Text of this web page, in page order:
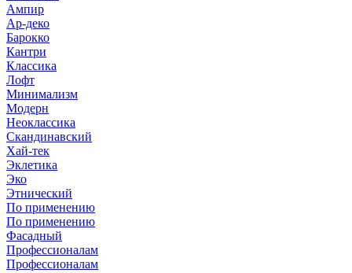
Ампир
Ар-деко
Барокко
Кантри
Классика
Лофт
Минимализм
Модерн
Неоклассика
Скандинавский
Хай-тек
Эклетика
Эко
Этнический
По применению
По применению
Фасадный
Профессионалам
Профессионалам